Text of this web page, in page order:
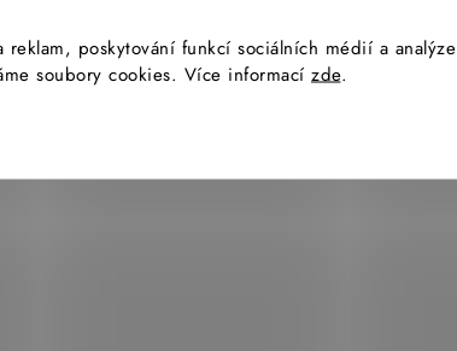
reklam, poskytování funkcí sociálních médií a analýze
soubory cookies. Více informací zde.